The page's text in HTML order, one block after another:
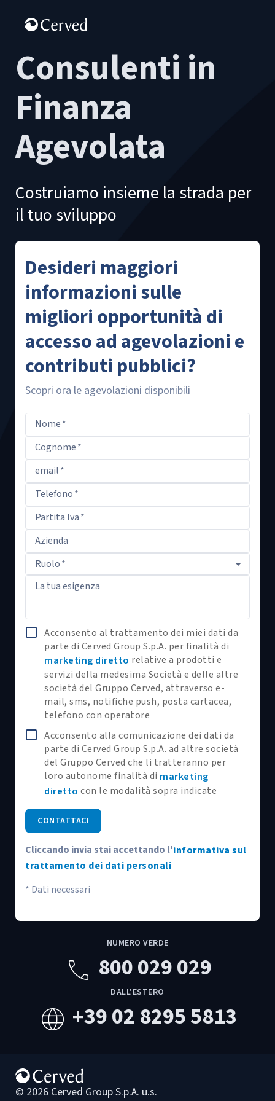
Consulenti in
Finanza
Agevolata
Costruiamo insieme la strada per
il tuo sviluppo
NUMERO VERDE
phone 800 029 029
DALL'ESTERO
language +39 02 8295 5813
Desideri maggiori
informazioni sulle
migliori opportunità di
accesso ad agevolazioni e
contributi pubblici?
Scopri ora le agevolazioni disponibili
Nome*
Cognome*
email*
Telefono*
Partita Iva*
Azienda
Ruolo*
La tua esigenza
Acconsento al trattamento dei miei dati da
parte di Cerved Group S.p.A. per finalità di
marketing diretto relative a prodotti e
servizi della medesima Società e delle altre
società del Gruppo Cerved, attraverso e-
mail, sms, notifiche push, posta cartacea,
telefono con operatore
Acconsento alla comunicazione dei dati da
parte di Cerved Group S.p.A. ad altre società
del Gruppo Cerved che li tratteranno per
loro autonome finalità di marketing
diretto con le modalità sopra indicate
CONTATTACI
Cliccando invia stai accettando l'informativa sul
trattamento dei dati personali
* Dati necessari
© 2026 Cerved Group S.p.A. u.s.